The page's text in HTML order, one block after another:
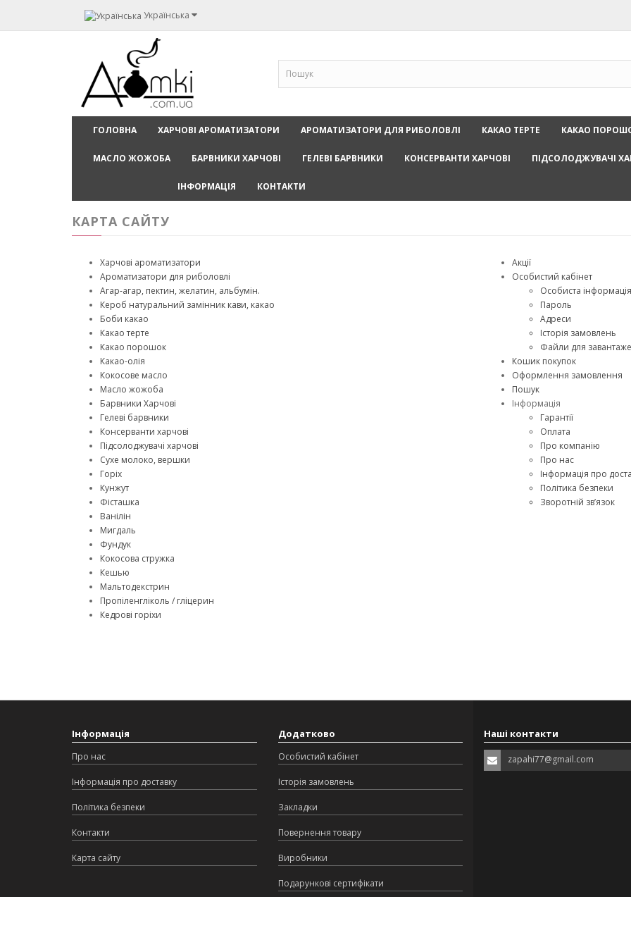
Українська
ГОЛОВНА ХАРЧОВІ АРОМАТИЗАТОРИ АРОМАТИЗАТОРИ ДЛЯ РИБОЛОВЛІ КАКАО ТЕРТЕ КАКАО
МАСЛО ЖОЖОБА БАРВНИКИ ХАРЧОВІ ГЕЛЕВІ БАРВНИКИ КОНСЕРВАНТИ ХАРЧОВІ ПІДСОЛОДЖУВАЧІ
ІНФОРМАЦІЯ КОНТАКТИ
КАРТА САЙТУ
Харчові ароматизатори
Ароматизатори для риболовлі
Агар-агар, пектин, желатин, альбумін.
Кероб натуральний замінник кави, какао
Боби какао
Какао терте
Какао порошок
Какао-олія
Кокосове масло
Масло жожоба
Барвники Харчові
Гелеві барвники
Консерванти харчові
Підсолоджувачі харчові
Сухе молоко, вершки
Горіх
Кунжут
Фісташка
Ванілін
Мигдаль
Фундук
Кокосова стружка
Кешью
Мальтодекстрин
Пропіленгліколь / гліцерин
Кедрові горіхи
Акції
Особистий кабінет
Особиста інформація
Пароль
Адреси
Історія замовлень
Файли для
Кошик покупок
Оформлення замовлення
Пошук
Інформація
Гарантії
Оплата
Про компанію
Про нас
Інформація про
Політика безпеки
Зворотній зв’язок
Інформація
Про нас
Інформація про доставку
Політика безпеки
Контакти
Карта сайту
Додатково
Особистий кабінет
Історія замовлень
Закладки
Повернення товару
Виробники
Подарункові сертифікати
Наші контакти
zapahi77@gmail.com